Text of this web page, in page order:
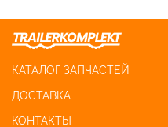
КАТАЛОГ ЗАПЧАСТЕЙ
ДОСТАВКА
КОНТАКТЫ